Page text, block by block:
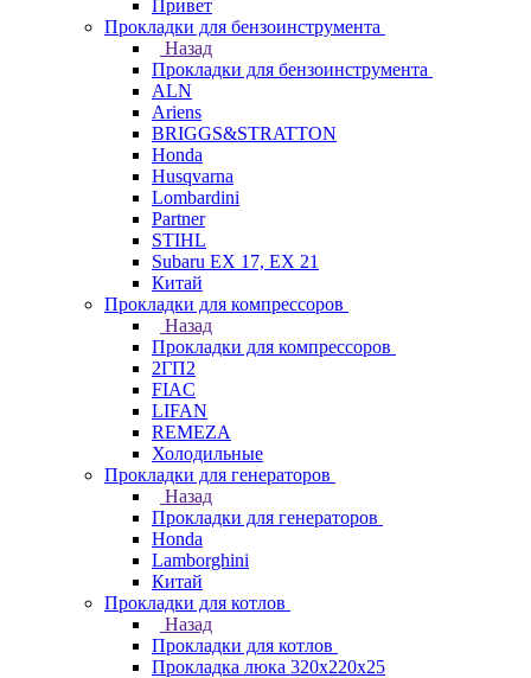
Привет
Прокладки для бензоинструмента
Назад
Прокладки для бензоинструмента
ALN
Ariens
BRIGGS&STRATTON
Honda
Husqvarna
Lombardini
Partner
STIHL
Subaru EX 17, EX 21
Китай
Прокладки для компрессоров
Назад
Прокладки для компрессоров
2ГП2
FIAC
LIFAN
REMEZA
Холодильные
Прокладки для генераторов
Назад
Прокладки для генераторов
Honda
Lamborghini
Китай
Прокладки для котлов
Назад
Прокладки для котлов
Прокладка люка 320x220x25